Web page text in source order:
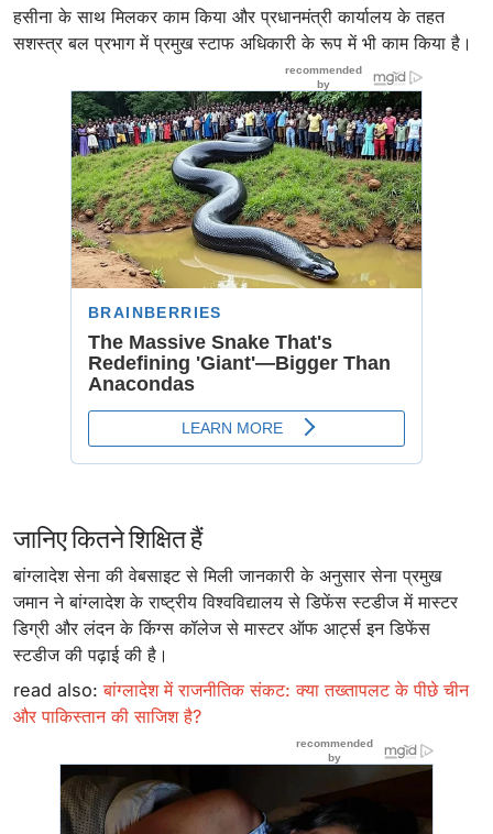
हसीना के साथ मिलकर काम किया और प्रधानमंत्री कार्यालय के तहत
सशस्त्र बल प्रभाग में प्रमुख स्टाफ अधिकारी के रूप में भी काम किया है।
जानिए कितने शिक्षित हैं
बांग्लादेश सेना की वेबसाइट से मिली जानकारी के अनुसार सेना प्रमुख
जमान ने बांग्लादेश के राष्ट्रीय विश्वविद्यालय से डिफेंस स्टडीज में मास्टर
डिग्री और लंदन के किंग्स कॉलेज से मास्टर ऑफ आर्ट्स इन डिफेंस
स्टडीज की पढ़ाई की है।
read also: बांग्लादेश में राजनीतिक संकट: क्या तख्तापलट के पीछे चीन
और पाकिस्तान की साजिश है?